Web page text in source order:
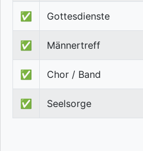
✅ Gottesdienste
✅ Männertreff
✅ Chor / Band
✅ Seelsorge